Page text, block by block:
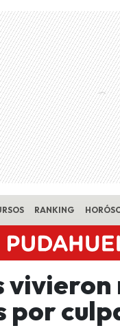
RANKING
vivieron
por